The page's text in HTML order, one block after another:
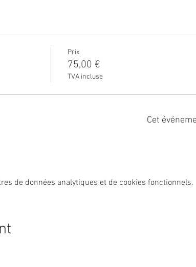
Prix
75,00 €
TVA incluse
Cet
de données analytiques et de cookies fonctionnels.